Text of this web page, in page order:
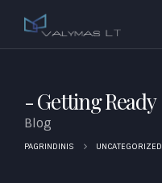
Getting Ready
Blog
PAGRINDINIS UNCATEGORIZED